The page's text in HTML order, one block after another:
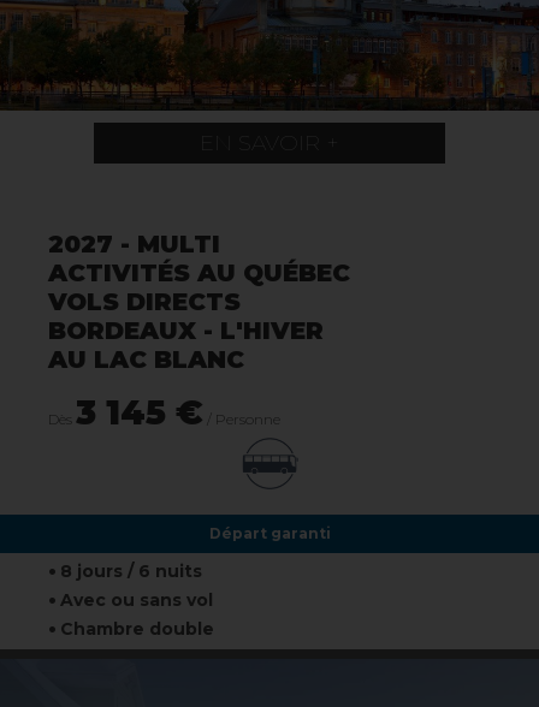
EN SAVOIR +
2027 - MULTI
ACTIVITÉS AU QUÉBEC
VOLS DIRECTS
BORDEAUX - L'HIVER
AU LAC BLANC
Dès 3 145 € / Personne
Départ garanti
8 jours / 6 nuits
Avec ou sans vol
Chambre double